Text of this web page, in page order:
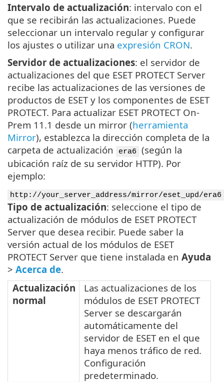
Intervalo de actualización: intervalo con el
que se recibirán las actualizaciones. Puede
seleccionar un intervalo regular y configurar
los ajustes o utilizar una expresión CRON.
Servidor de actualizaciones: el servidor de
actualizaciones del que ESET PROTECT Server
recibe las actualizaciones de las versiones de
productos de ESET y los componentes de ESET
PROTECT. Para actualizar ESET PROTECT On-
Prem 11.1 desde un mirror (herramienta
Mirror), establezca la dirección completa de la
carpeta de actualización
era6
(según la
ubicación raíz de su servidor HTTP). Por
ejemplo:
http://your_server_address/mirror/eset_upd/era6
Tipo de actualización: seleccione el tipo de
actualización de módulos de ESET PROTECT
Server que desea recibir. Puede saber la
versión actual de los módulos de ESET
PROTECT Server que tiene instalada en Ayuda
> Acerca de.
Actualización
normal
Las actualizaciones de los
módulos de ESET PROTECT
Server se descargarán
automáticamente del
servidor de ESET en el que
haya menos tráfico de red.
Configuración
predeterminado.